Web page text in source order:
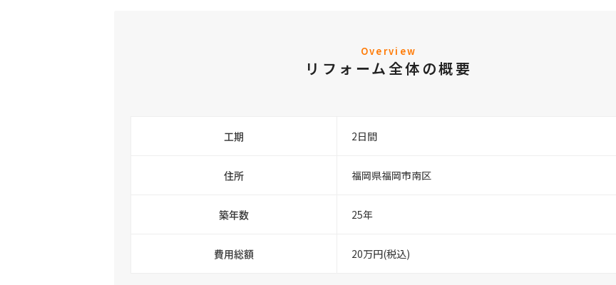
Overview
リフォーム全体の概要
工期 2日間
住所 福岡県福岡市南区
築年数 25年
費用総額 20万円(税込)